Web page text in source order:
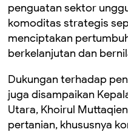
penguatan sektor
komoditas strategis
menciptakan
berkelanjutan dan
Dukungan terhadap
juga disampaikan
Utara, Khoirul
pertanian, khususnya